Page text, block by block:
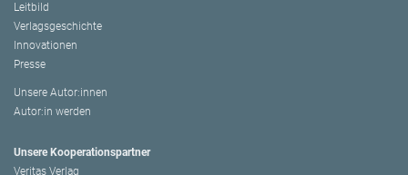
Leitbild
Verlagsgeschichte
Innovationen
Presse
Unsere Autor:innen
Autor:in werden
Unsere Kooperationspartner
Veritas Verlag